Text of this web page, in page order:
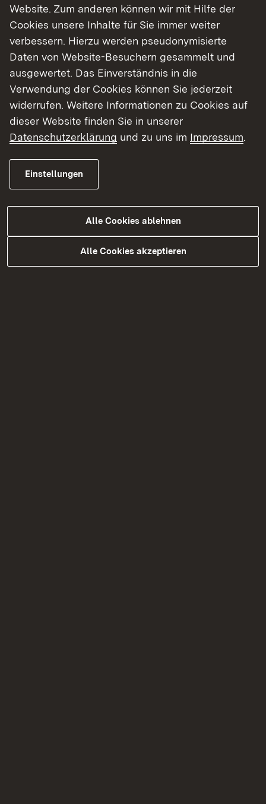
Finde dein Studium in Baden-Württemberg
Website. Zum anderen können wir mit Hilfe der
Cookies unsere Inhalte für Sie immer weiter
verbessern. Hierzu werden pseudonymisierte
Daten von Website-Besuchern gesammelt und
ausgewertet. Das Einverständnis in die
Verwendung der Cookies können Sie jederzeit
widerrufen. Weitere Informationen zu Cookies auf
dieser Website finden Sie in unserer
Datenschutzerklärung und zu uns im Impressum.
Einstellungen
Alle Cookies ablehnen
Alle Cookies akzeptieren